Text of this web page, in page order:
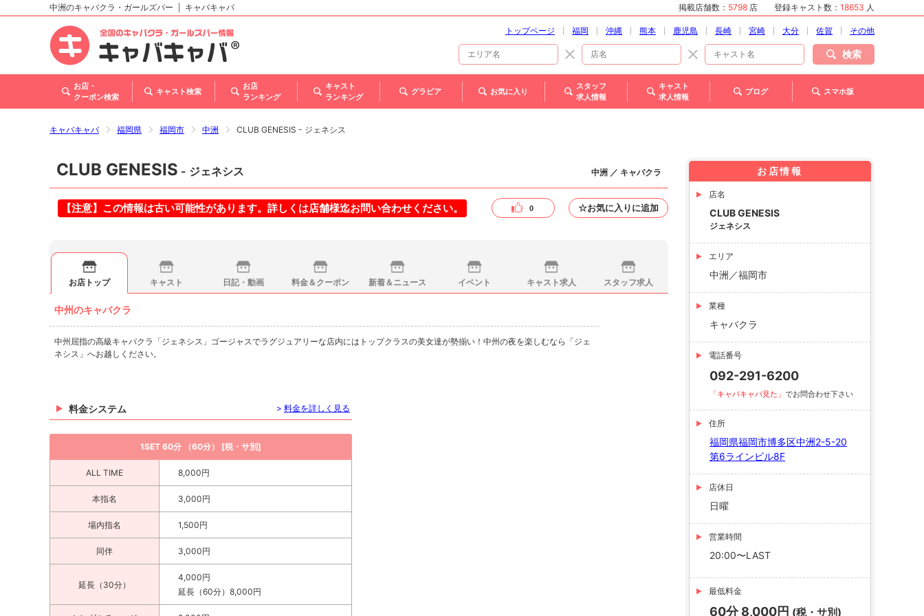
北海道
東北
甲信越・北陸
関西
中洲のキャバクラ・ガールズバー キャバキャバ 掲載店舗数： 5798 店 登録キャスト数： 18653 人
トップページ 福岡 沖縄 熊本 鹿児島 長崎 宮崎 大分 佐賀 その他
検索
お店・
クーポン検索
キャスト検索
お店
ランキング
キャスト
ランキング
グラビア お気に入り
スタッフ
求人情報
キャスト
求人情報
ブログ スマホ版
キャバキャバ 福岡県 福岡市 中洲 CLUB GENESIS - ジェネシス
CLUB GENESIS - ジェネシス 中洲 ／ キャバクラ
【注意】この情報は古い可能性があります。詳しくは店舗様迄お問い合わせください。 0 ☆お気に入りに追加
お店トップ キャスト 日記・動画 料金＆クーポン 新着＆ニュース イベント キャスト求人 スタッフ求人
中州のキャバクラ
中州屈指の高級キャバクラ「ジェネシス」ゴージャスでラグジュアリーな店内にはトップクラスの美女達が勢揃い！中州の夜を楽しむなら「ジェ
ネシス」へお越しください。
料金システム > 料金を詳しく見る
1SET 60分 （60分） [税・サ別]
ALL TIME 8,000円
本指名 3,000円
場内指名 1,500円
同伴 3,000円
延長（30分）
4,000円
延長（60分）8,000円
お店情報
店名
CLUB GENESIS
ジェネシス
エリア
中洲／福岡市
業種
キャバクラ
電話番号
092-291-6200
「キャバキャバ見た」 でお問合わせ下さい
住所
福岡県福岡市博多区中洲2-5-20
第6ラインビル8F
店休日
日曜
営業時間
20:00〜LAST
最低料金
60分 8,000円 (税・サ別)